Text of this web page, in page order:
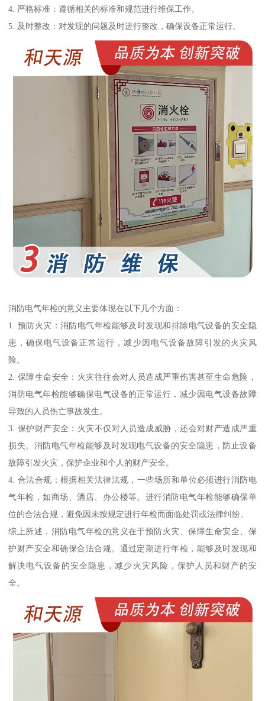
4. 严格标准：遵循相关的标准和规范进行维保工作。
5. 及时整改：对发现的问题及时进行整改，确保设备正常运行。
消防电气年检的意义主要体现在以下几个方面：
1. 预防火灾：消防电气年检能够及时发现和排除电气设备的安全隐
患，确保电气设备正常运行，减少因电气设备故障引发的火灾风
险。
2. 保障生命安全：火灾往往会对人员造成严重伤害甚至生命危险，
消防电气年检能够确保电气设备的正常运行，减少因电气设备故障
导致的人员伤亡事故发生。
3. 保护财产安全：火灾不仅对人员造成威胁，还会对财产造成严重
损失。消防电气年检能够及时发现电气设备的安全隐患，防止设备
故障引发火灾，保护企业和个人的财产安全。
4. 合法合规：根据相关法律法规，一些场所和单位必须进行消防电
气年检，如商场、酒店、办公楼等。进行消防电气年检能够确保单
位的合法合规，避免因未按规定进行年检而面临处罚或法律纠纷。
综上所述，消防电气年检的意义在于预防火灾、保障生命安全、保
护财产安全和确保合法合规。通过定期进行年检，能够及时发现和
解决电气设备的安全隐患，减少火灾风险，保护人员和财产的安
全。